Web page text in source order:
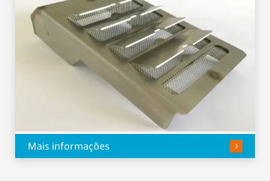
Mais informações